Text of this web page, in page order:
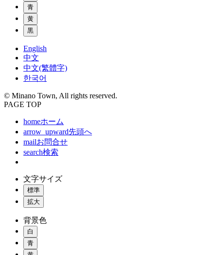
青
黄
黒
English
中文
中文(繁體字)
한국어
© Minano Town, All rights reserved.
PAGE TOP
homeホーム
arrow_upward先頭へ
mailお問合せ
search検索
文字サイズ
標準
拡大
背景色
白
青